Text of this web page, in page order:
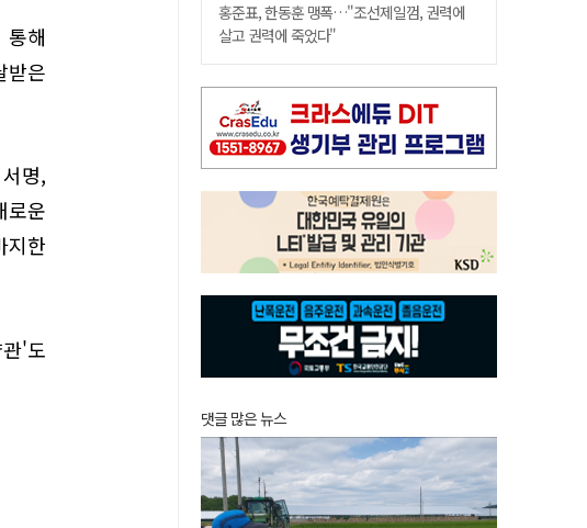
해
은
명,
로운
지한
'도
홍준표, 한동훈 맹폭…"조선제일껌, 권력에
살고 권력에 죽었다"
댓글 많은 뉴스